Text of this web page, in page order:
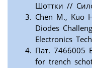
Шоттки //
Chen M., Kuo
Diodes
Electronics
Пат. 7466005
for trench